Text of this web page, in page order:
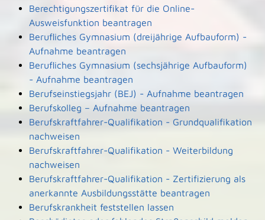
Berechtigungszertifikat für die Online-
Ausweisfunktion beantragen
Berufliches Gymnasium (dreijährige Aufbauform) -
Aufnahme beantragen
Berufliches Gymnasium (sechsjährige Aufbauform)
- Aufnahme beantragen
Berufseinstiegsjahr (BEJ) - Aufnahme beantragen
Berufskolleg – Aufnahme beantragen
Berufskraftfahrer-Qualifikation - Grundqualifikation
nachweisen
Berufskraftfahrer-Qualifikation - Weiterbildung
nachweisen
Berufskraftfahrer-Qualifikation - Zertifizierung als
anerkannte Ausbildungsstätte beantragen
Berufskrankheit feststellen lassen